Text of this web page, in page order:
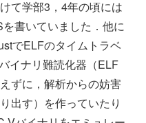
て学部3，4年の頃には
書いていました．他に
でELFのタイムトラベ
イナリ難読化器（ELF
ずに，解析からの妨害
出す）を作っていたり